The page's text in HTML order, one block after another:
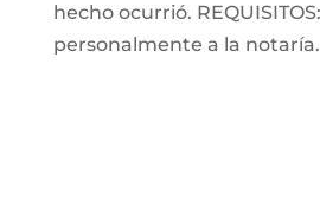
hecho ocurrió.
personalmente a la